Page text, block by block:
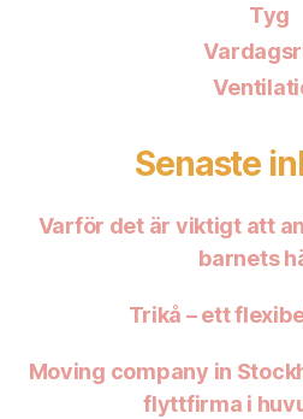
Tyg
Senaste
Varför det är viktigt att
barnets
Trikå – ett
Moving company in
flyttfirma i